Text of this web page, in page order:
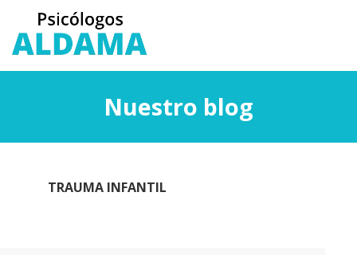
contenido
principal
barra
Nuestro blog
TRAUMA INFANTIL